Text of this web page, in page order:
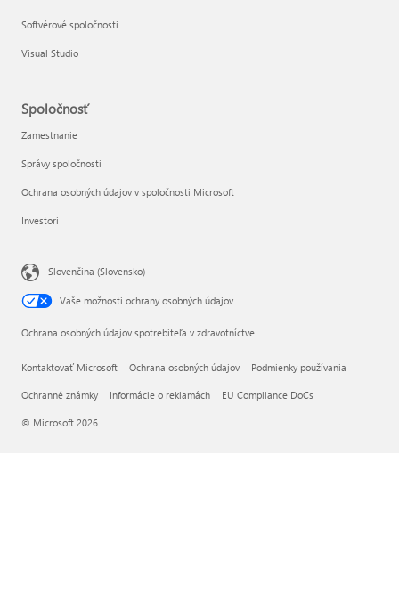
Softvérové spoločnosti
Visual Studio
Spoločnosť
Zamestnanie
Správy spoločnosti
Ochrana osobných údajov v spoločnosti Microsoft
Investori
Slovenčina (Slovensko)
Vaše možnosti ochrany osobných údajov
Ochrana osobných údajov spotrebiteľa v zdravotníctve
Kontaktovať Microsoft Ochrana osobných údajov Podmienky používania
Ochranné známky Informácie o reklamách EU Compliance DoCs
© Microsoft 2026